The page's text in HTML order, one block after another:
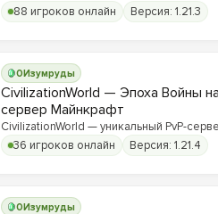
88 игроков онлайн
Версия: 1.21.3
0Изумруды
CivilizationWorld — Эпоха Войны
сервер Майнкрафт
CivilizationWorld — уникальный PvP-
Присоединяйся и стань частью
противостояния между Альвами и
36 игроков онлайн Версия: 1.21.4
0Изумруды